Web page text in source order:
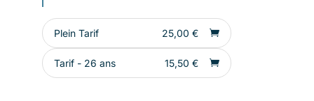
Plein Tarif 25,00 €
Tarif - 26 ans 15,50 €